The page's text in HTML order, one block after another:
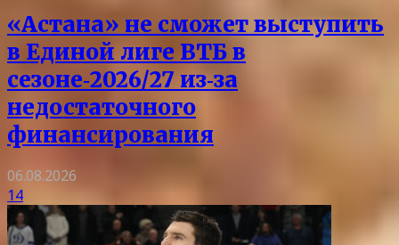
«Астана» не сможет выступить
в Единой лиге ВТБ в
сезоне‑2026/27 из‑за
недостаточного
финансирования
06.08.2026
14